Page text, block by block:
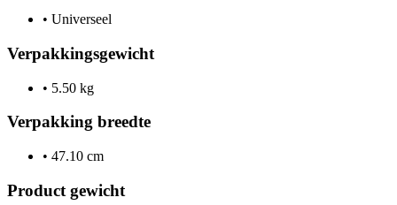
• Universeel
Verpakkingsgewicht
• 5.50 kg
Verpakking breedte
• 47.10 cm
Product gewicht